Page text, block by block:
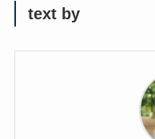
text by